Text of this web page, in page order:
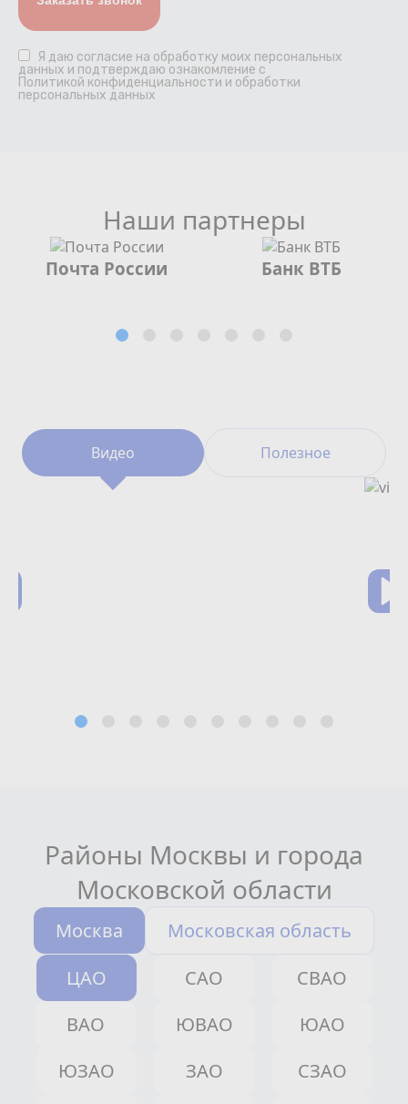
Я даю согласие на обработку моих персональных
данных и подтверждаю ознакомление с
Политикой конфиденциальности и обработки
персональных данных
Наши партнеры
Почта России Банк ВТБ
Видео Полезное
Районы Москвы и города
Московской области
Москва
Московская область
ЦАО
САО
СВАО
ВАО
ЮВАО
ЮАО
ЮЗАО
ЗАО
СЗАО